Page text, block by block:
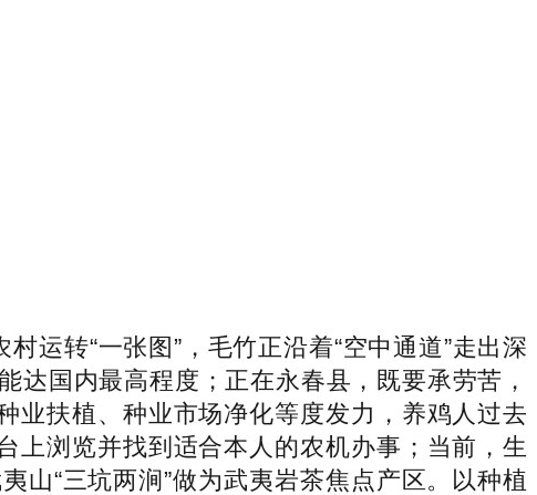
转“一张图”，毛竹正沿着“空中通道”走出深
达国内最高程度；正在永春县，既要承劳苦，
业扶植、种业市场净化等度发力，养鸡人过去
上浏览并找到适合本人的农机办事；当前，生
山“三坑两涧”做为武夷岩茶焦点产区。以种植